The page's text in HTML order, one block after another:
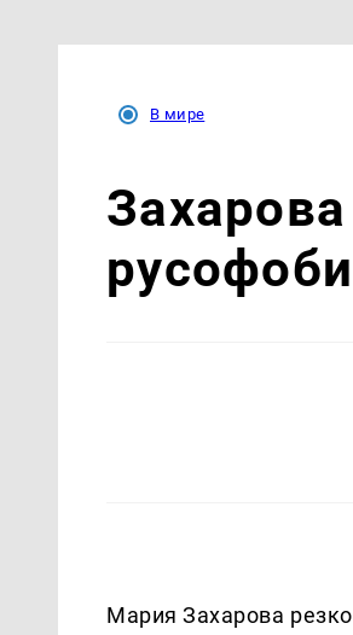
В мире
Мария Захарова